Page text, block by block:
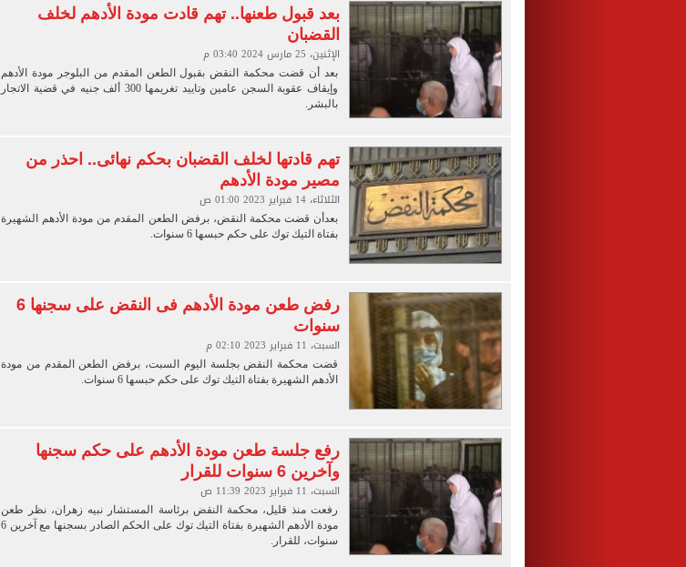
بعد قبول طعنها.. تهم قادت مودة الأدهم لخلف
القضبان
الإثنين، 25 مارس 2024 03:40 م
بعد أن قضت محكمة النقض بقبول الطعن المقدم من البلوجر مودة الأدهم
وإيقاف عقوبة السجن عامين وتاييد تغريمها 300 ألف جنيه في قضية الاتجار
بالبشر.
تهم قادتها لخلف القضبان بحكم نهائى.. احذر من
مصير مودة الأدهم
الثلاثاء، 14 فبراير 2023 01:00 ص
بعدأن قضت محكمة النقض، برفض الطعن المقدم من مودة الأدهم الشهيرة
بفتاة التيك توك على حكم حبسها 6 سنوات.
رفض طعن مودة الأدهم فى النقض على سجنها 6
سنوات
السبت، 11 فبراير 2023 02:10 م
قضت محكمة النقض بجلسة اليوم السبت، برفض الطعن المقدم من مودة
الأدهم الشهيرة بفتاة التيك توك على حكم حبسها 6 سنوات.
رفع جلسة طعن مودة الأدهم على حكم سجنها
وآخرين 6 سنوات للقرار
السبت، 11 فبراير 2023 11:39 ص
رفعت منذ قليل، محكمة النقض برئاسة المستشار نبيه زهران، نظر طعن
مودة الأدهم الشهيرة بفتاة التيك توك على الحكم الصادر بسجنها مع آخرين 6
سنوات، للقرار.